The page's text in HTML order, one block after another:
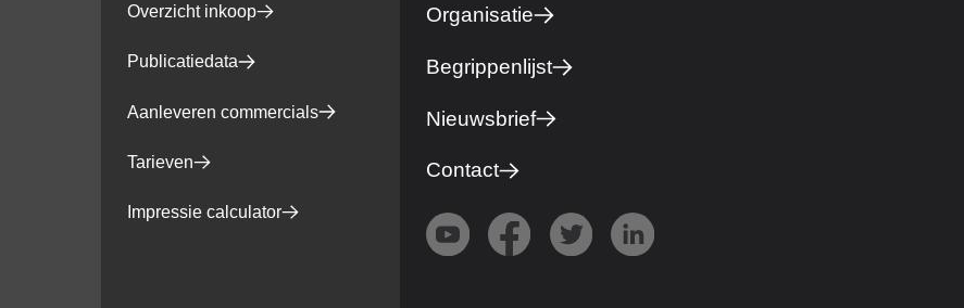
Overzicht inkoop
Publicatiedata
Aanleveren commercials
Tarieven
Impressie calculator
Organisatie
Begrippenlijst
Nieuwsbrief
Contact